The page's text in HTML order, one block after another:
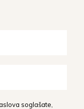
soglašate,